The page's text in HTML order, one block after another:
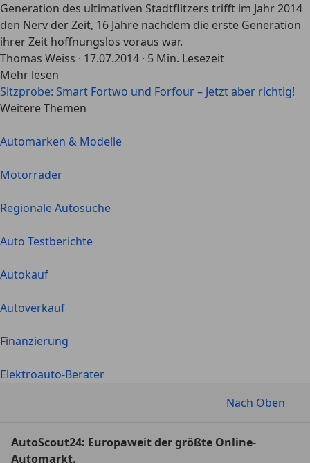
Generation des ultimativen Stadtflitzers trifft im Jahr 2014
den Nerv der Zeit, 16 Jahre nachdem die erste Generation
ihrer Zeit hoffnungslos voraus war.
Thomas Weiss · 17.07.2014 · 5 Min. Lesezeit
Mehr lesen
Sitzprobe: Smart Fortwo und Forfour – Jetzt aber richtig!
Weitere Themen
Automarken & Modelle
Motorräder
Regionale Autosuche
Auto Testberichte
Autokauf
Autoverkauf
Finanzierung
Elektroauto-Berater
Nach Oben
AutoScout24: Europaweit der größte Online-
Automarkt.